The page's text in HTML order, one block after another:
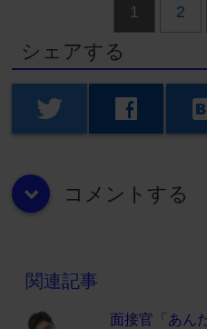
1 2
シェアする
twitter facebook
down コメントする
関連記事
面接官「あん